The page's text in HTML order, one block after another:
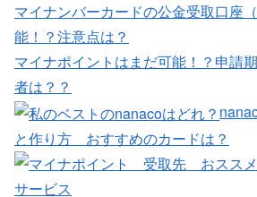
マイナンバーカードの公金受取口座
能！？注意点は？
マイナポイントはまだ可能！？申請
者は？？
と作り方 おすすめのカードは？